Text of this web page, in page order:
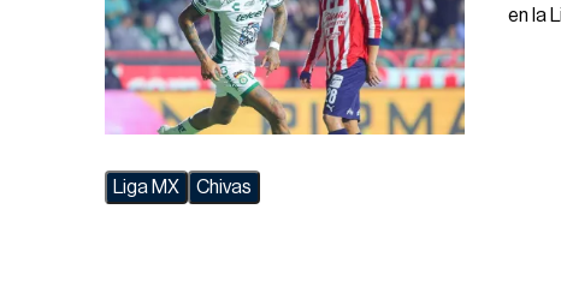
en la
Liga MX Chivas